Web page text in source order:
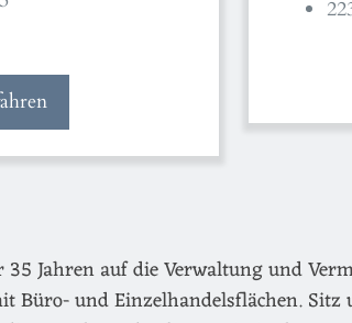
35 Jahren auf die Verwaltung und
und Einzelhandelsflächen. Sitz